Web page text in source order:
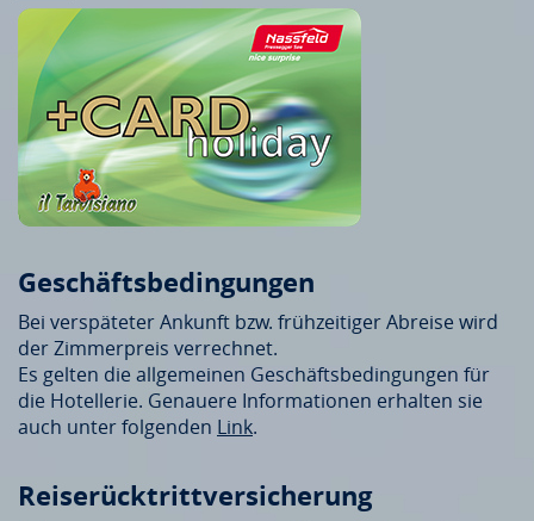
Geschäftsbedingungen
Bei verspäteter Ankunft bzw. frühzeitiger Abreise wird
der Zimmerpreis verrechnet.
Es gelten die allgemeinen Geschäftsbedingungen für
die Hotellerie. Genauere Informationen erhalten sie
auch unter folgenden Link.
Reiserücktrittversicherung